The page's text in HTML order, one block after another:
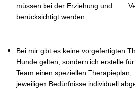
müssen bei der Erziehung und
berücksichtigt werden.
Bei mir gibt es keine vorgefertigten
Hunde gelten, sondern ich erstelle
Team einen speziellen
jeweiligen Bedürfnisse individuell